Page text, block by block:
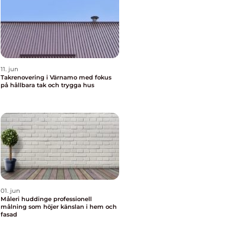
11. jun
Takrenovering i Värnamo med fokus
på hållbara tak och trygga hus
01. jun
Måleri huddinge professionell
målning som höjer känslan i hem och
fasad